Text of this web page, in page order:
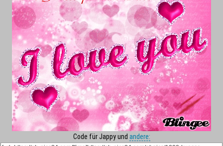
Code für Jappy und andere: